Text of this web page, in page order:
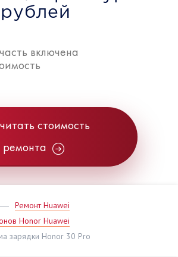
включена
стоимость
ремонта
Ремонт Huawei
Honor Huawei
зарядки Honor 30 Pro